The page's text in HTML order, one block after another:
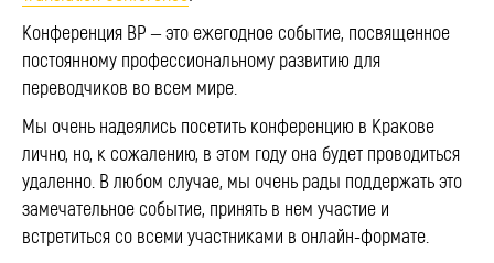
Конференция ВР – это ежегодное событие, посвященное
постоянному профессиональному развитию для
переводчиков во всем мире.
Мы очень надеялись посетить конференцию в Кракове
лично, но, к сожалению, в этом году она будет проводиться
удаленно. В любом случае, мы очень рады поддержать это
замечательное событие, принять в нем участие и
встретиться со всеми участниками в онлайн-формате.